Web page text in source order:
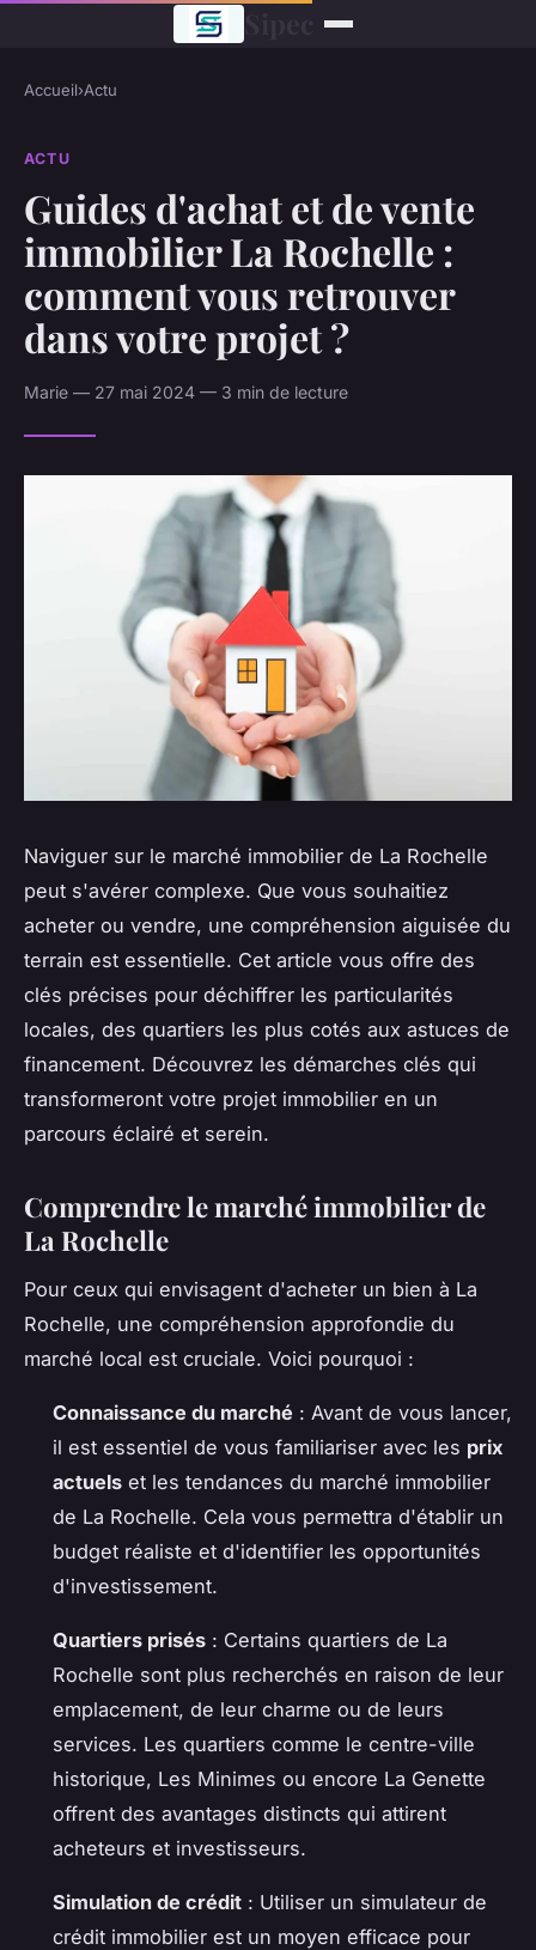
Accueil›Actu
ACTU
Guides d'achat et de vente
immobilier La Rochelle :
comment vous retrouver
dans votre projet ?
Marie — 27 mai 2024 — 3 min de lecture
Naviguer sur le marché immobilier de La Rochelle
peut s'avérer complexe. Que vous souhaitiez
acheter ou vendre, une compréhension aiguisée du
terrain est essentielle. Cet article vous offre des
clés précises pour déchiffrer les particularités
locales, des quartiers les plus cotés aux astuces de
financement. Découvrez les démarches clés qui
transformeront votre projet immobilier en un
parcours éclairé et serein.
Comprendre le marché immobilier de
La Rochelle
Pour ceux qui envisagent d'acheter un bien à La
Rochelle, une compréhension approfondie du
marché local est cruciale. Voici pourquoi :
Connaissance du marché : Avant de vous lancer,
il est essentiel de vous familiariser avec les prix
actuels et les tendances du marché immobilier
de La Rochelle. Cela vous permettra d'établir un
budget réaliste et d'identifier les opportunités
d'investissement.
Quartiers prisés : Certains quartiers de La
Rochelle sont plus recherchés en raison de leur
emplacement, de leur charme ou de leurs
services. Les quartiers comme le centre-ville
historique, Les Minimes ou encore La Genette
offrent des avantages distincts qui attirent
acheteurs et investisseurs.
Simulation de crédit : Utiliser un simulateur de
crédit immobilier est un moyen efficace pour